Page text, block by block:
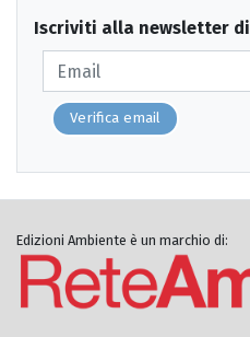
Iscriviti alla newsletter di
Verifica email
Edizioni Ambiente è un marchio di: